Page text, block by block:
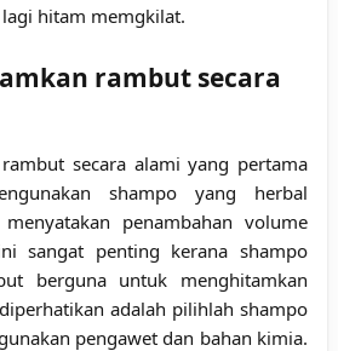
hitam memgkilat.
rambut secara
secara alami yang pertama
shampo yang herbal
penambahan volume
sangat penting kerana shampo
berguna untuk menghitamkan
adalah pilihlah shampo
pengawet dan bahan kimia.